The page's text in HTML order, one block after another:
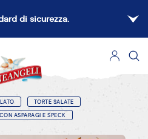
di sicurezza.
TORTE SALATE
ASPARAGI E SPECK